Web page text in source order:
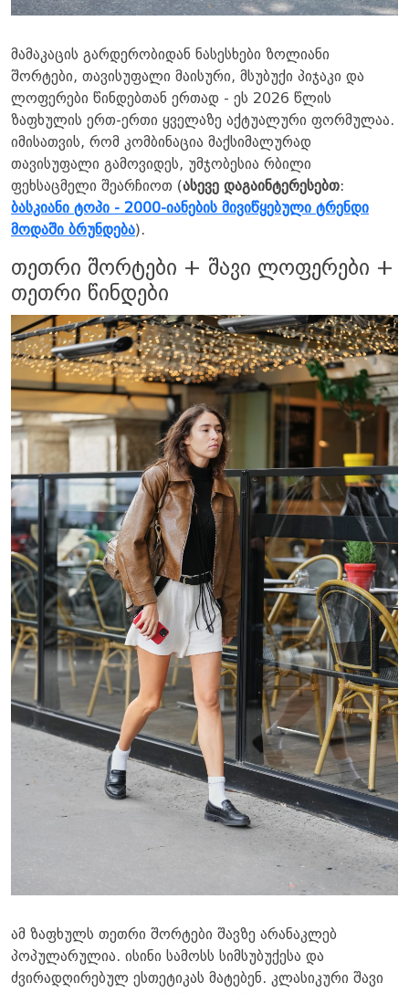
მამაკაცის გარდერობიდან ნასესხები ზოლიანი
შორტები, თავისუფალი მაისური, მსუბუქი პიჯაკი და
ლოფერები წინდებთან ერთად - ეს 2026 წლის
ზაფხულის ერთ-ერთი ყველაზე აქტუალური ფორმულაა.
იმისათვის, რომ კომბინაცია მაქსიმალურად
თავისუფალი გამოვიდეს, უმჯობესია რბილი
ფეხსაცმელი შეარჩიოთ (ასევე დაგაინტერესებთ:
ბასკიანი ტოპი - 2000-იანების მივიწყებული ტრენდი
მოდაში ბრუნდება).
თეთრი შორტები + შავი ლოფერები +
თეთრი წინდები
ამ ზაფხულს თეთრი შორტები შავზე არანაკლებ
პოპულარულია. ისინი სამოსს სიმსუბუქესა და
ძვირადღირებულ ესთეტიკას მატებენ. კლასიკური შავი